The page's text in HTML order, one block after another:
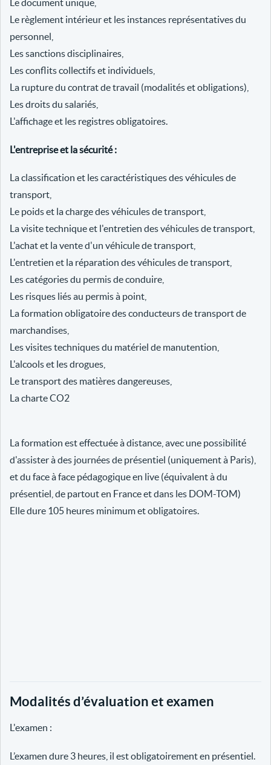
Le document unique,
Le règlement intérieur et les instances représentatives du
personnel,
Les sanctions disciplinaires,
Les conflits collectifs et individuels,
La rupture du contrat de travail (modalités et obligations),
Les droits du salariés,
L'affichage et les registres obligatoires.
L'entreprise et la sécurité :
La classification et les caractéristiques des véhicules de
transport,
Le poids et la charge des véhicules de transport,
La visite technique et l'entretien des véhicules de transport,
L'achat et la vente d'un véhicule de transport,
L'entretien et la réparation des véhicules de transport,
Les catégories du permis de conduire,
Les risques liés au permis à point,
La formation obligatoire des conducteurs de transport de
marchandises,
Les visites techniques du matériel de manutention,
L'alcools et les drogues,
Le transport des matières dangereuses,
La charte CO2
La formation est effectuée à distance, avec une possibilité
d'assister à des journées de présentiel (uniquement à Paris),
et du face à face pédagogique en live (équivalent à du
présentiel, de partout en France et dans les DOM-TOM)
Elle dure 105 heures minimum et obligatoires.
Modalités d’évaluation et examen
L'examen :
L’examen dure 3 heures, il est obligatoirement en présentiel.